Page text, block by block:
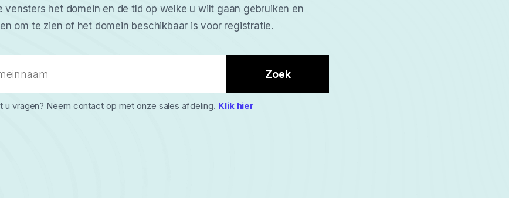
vensters het domein en de tld op welke u wilt gaan gebruiken en
om te zien of het domein beschikbaar is voor registratie.
Zoek
u vragen? Neem contact op met onze sales afdeling. Klik hier